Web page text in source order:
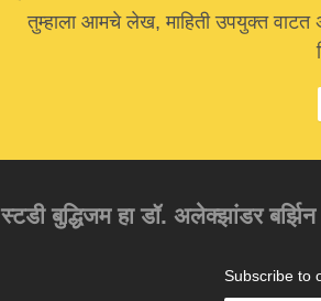
तुम्हाला आमचे लेख, माहिती उपयुक्त
स्टडी बुद्धिजम हा डॉ. अलेक्झांडर बर्झिन
Subscribe to